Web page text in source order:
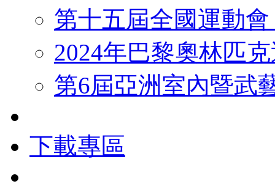
第十五屆全國運動
2024年巴黎奧林匹
第6屆亞洲室內暨武
下載專區